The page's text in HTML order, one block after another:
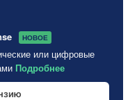
НОВОЕ
или цифровые
Подробнее